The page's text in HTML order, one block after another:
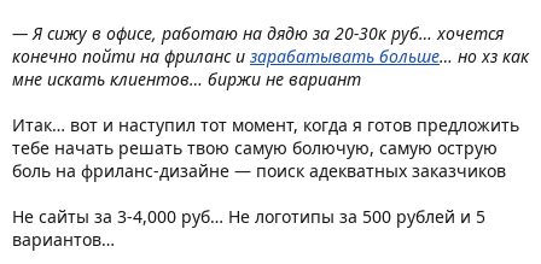
— Я сижу в офисе, работаю на дядю за 20-30к руб… хочется
конечно пойти на фриланс и зарабатывать больше… но хз как
мне искать клиентов… биржи не вариант
Итак… вот и наступил тот момент, когда я готов предложить
тебе начать решать твою самую болючую, самую острую
боль на фриланс-дизайне — поиск адекватных заказчиков
Не сайты за 3-4,000 руб… Не логотипы за 500 рублей и 5
вариантов…